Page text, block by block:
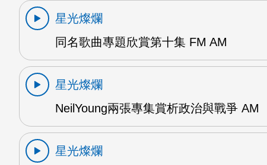
星光燦爛
同名歌曲專題欣賞第十集 FM AM
星光燦爛
NeilYoung兩張專集賞析政治與戰爭 AM
星光燦爛